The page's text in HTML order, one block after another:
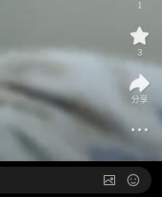
1
3
分享